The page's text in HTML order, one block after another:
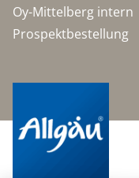
Oy-Mittelberg intern
Prospektbestellung